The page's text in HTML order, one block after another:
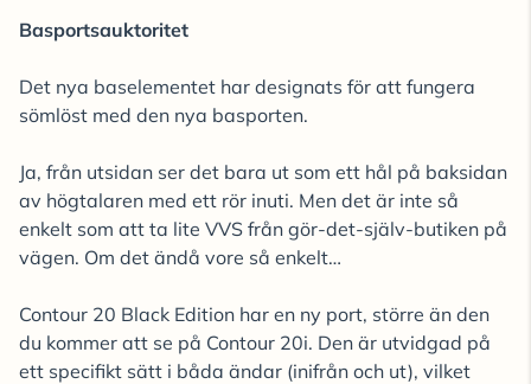
Basportsauktoritet
Det nya baselementet har designats för att fungera
sömlöst med den nya basporten.
Ja, från utsidan ser det bara ut som ett hål på baksidan
av högtalaren med ett rör inuti. Men det är inte så
enkelt som att ta lite VVS från gör-det-själv-butiken på
vägen. Om det ändå vore så enkelt…
Contour 20 Black Edition har en ny port, större än den
du kommer att se på Contour 20i. Den är utvidgad på
ett specifikt sätt i båda ändar (inifrån och ut), vilket